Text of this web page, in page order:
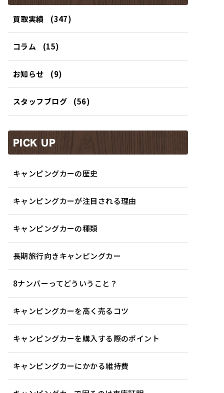
買取実績 (347)
コラム (15)
お知らせ (9)
スタッフブログ (56)
PICK UP
キャンピングカーの歴史
キャンピングカーが注目される理由
キャンピングカーの種類
長期旅行向きキャンピングカー
8ナンバーってどういうこと？
キャンピングカーを高く売るコツ
キャンピングカーを購入する際のポイント
キャンピングカーにかかる維持費